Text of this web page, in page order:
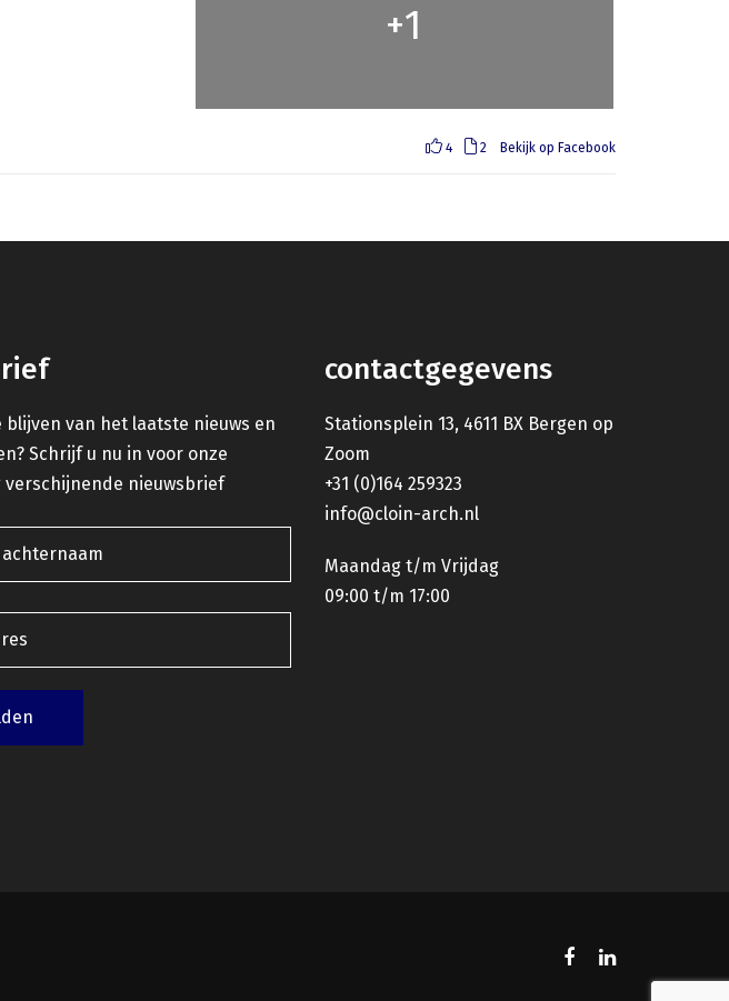
+1
4 2 Bekijk op Facebook
blijven van het laatste nieuws en
Schrijf u nu in voor onze
verschijnende nieuwsbrief
contactgegevens
Stationsplein 13, 4611 BX Bergen op
Zoom
+31 (0)164 259323
info@cloin-arch.nl
Maandag t/m Vrijdag
09:00 t/m 17:00